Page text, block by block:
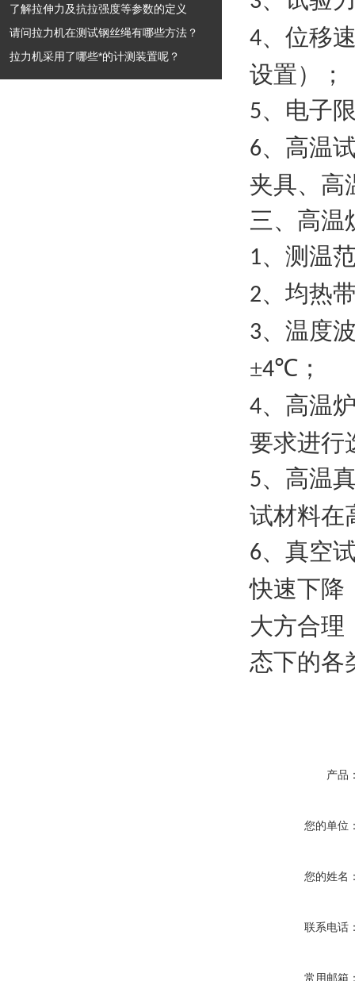
了解拉伸力及抗拉强度等参数的定义
请问拉力机在测试钢丝绳有哪些方法？
拉力机采用了哪些*的计测装置呢？
4、位移
设置）；
5、电子
6、高温
夹具、高
三、高温
1、测温
2、均热
3、温度
±4℃；
4、高温
要求进行
5、 高温
试材料在
6、真空
快速下降
大方合理
态下的各
产品
您的单位
您的姓名
联系电话
常用邮箱